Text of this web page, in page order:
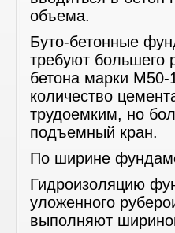
объема.
Буто-бетонные
требуют большего
бетона марки М50-
количество
трудоемким, но
подъемный кран.
По ширине
Гидроизоляцию
уложенного
выполняют